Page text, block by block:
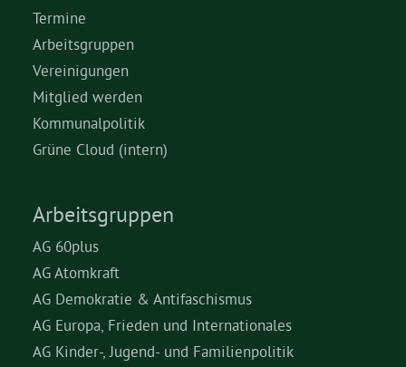
Termine
Arbeitsgruppen
Vereinigungen
Mitglied werden
Kommunalpolitik
Grüne Cloud (intern)
Arbeitsgruppen
AG 60plus
AG Atomkraft
AG Demokratie & Antifaschismus
AG Europa, Frieden und Internationales
AG Kinder-, Jugend- und Familienpolitik